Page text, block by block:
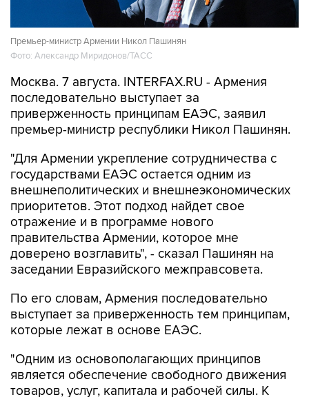
Премьер-министр Армении Никол Пашинян
Фото: Александр Миридонов/ТАСС
Москва. 7 августа. INTERFAX.RU - Армения
последовательно выступает за
приверженность принципам ЕАЭС, заявил
премьер-министр республики Никол Пашинян.
"Для Армении укрепление сотрудничества с
государствами ЕАЭС остается одним из
внешнеполитических и внешнеэкономических
приоритетов. Этот подход найдет свое
отражение и в программе нового
правительства Армении, которое мне
доверено возглавить", - сказал Пашинян на
заседании Евразийского межправсовета.
По его словам, Армения последовательно
выступает за приверженность тем принципам,
которые лежат в основе ЕАЭС.
"Одним из основополагающих принципов
является обеспечение свободного движения
товаров, услуг, капитала и рабочей силы. К